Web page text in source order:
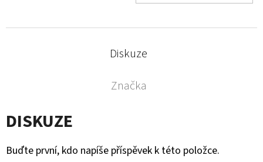
Diskuze
Značka
DISKUZE
Buďte první, kdo napíše příspěvek k této položce.